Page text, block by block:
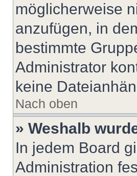
möglicherweise
anzufügen, in
bestimmte
Administrator
keine
Nach oben
» Weshalb
In jedem Board
Administration